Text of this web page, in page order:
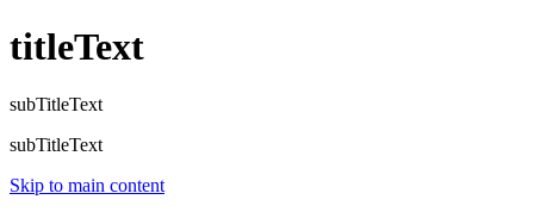
titleText
subTitleText
subTitleText
Skip to main content